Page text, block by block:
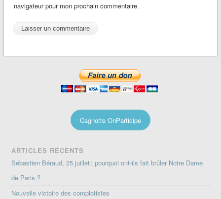
navigateur pour mon prochain commentaire.
Cagnotte OnParticipe
ARTICLES RÉCENTS
Sébastien Béraud, 25 juillet : pourquoi ont-ils fait brûler Notre Dame
de Paris ?
Nouvelle victoire des complotistes